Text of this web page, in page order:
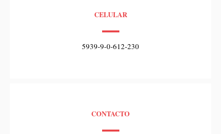
CELULAR
5939-9-0-612-230
CONTACTO